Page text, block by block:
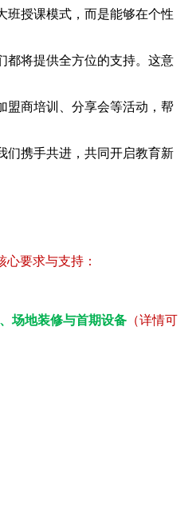
授课模式，而是能够在个性
将提供全方位的支持。这意
训、分享会等活动，帮
们携手共进，共同开启教育新
要求与支持：
场地装修与首期设备 （详情可